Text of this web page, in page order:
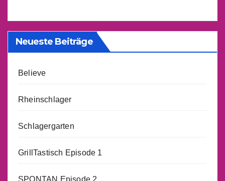
Neueste Beiträge
Believe
Rheinschlager
Schlagergarten
GrillTastisch Episode 1